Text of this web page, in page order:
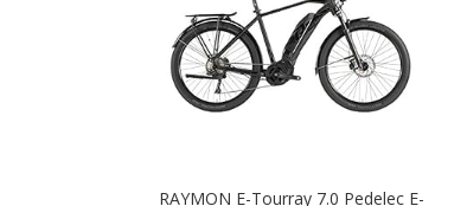
RAYMON E-Tourray 7.0 Pedelec E-